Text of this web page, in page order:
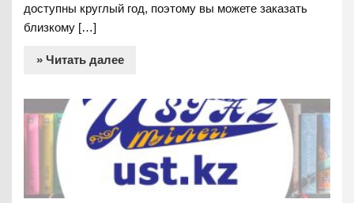
доступны круглый год, поэтому вы можете заказать
близкому […]
» Читать далее